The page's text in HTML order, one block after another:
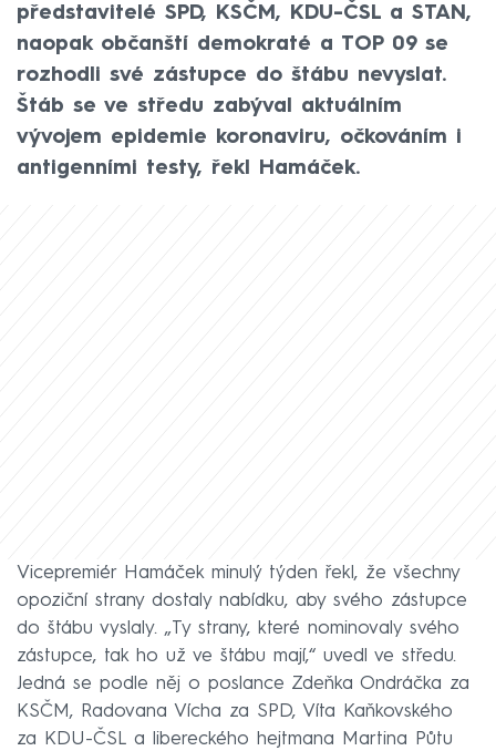
představitelé SPD, KSČM, KDU-ČSL a STAN,
naopak občanští demokraté a TOP 09 se
rozhodli své zástupce do štábu nevyslat.
Štáb se ve středu zabýval aktuálním
vývojem epidemie koronaviru, očkováním i
antigenními testy, řekl Hamáček.
Vicepremiér Hamáček minulý týden řekl, že všechny
opoziční strany dostaly nabídku, aby svého zástupce
do štábu vyslaly. „Ty strany, které nominovaly svého
zástupce, tak ho už ve štábu mají,“ uvedl ve středu.
Jedná se podle něj o poslance Zdeňka Ondráčka za
KSČM, Radovana Vícha za SPD, Víta Kaňkovského
za KDU-ČSL a libereckého hejtmana Martina Půtu